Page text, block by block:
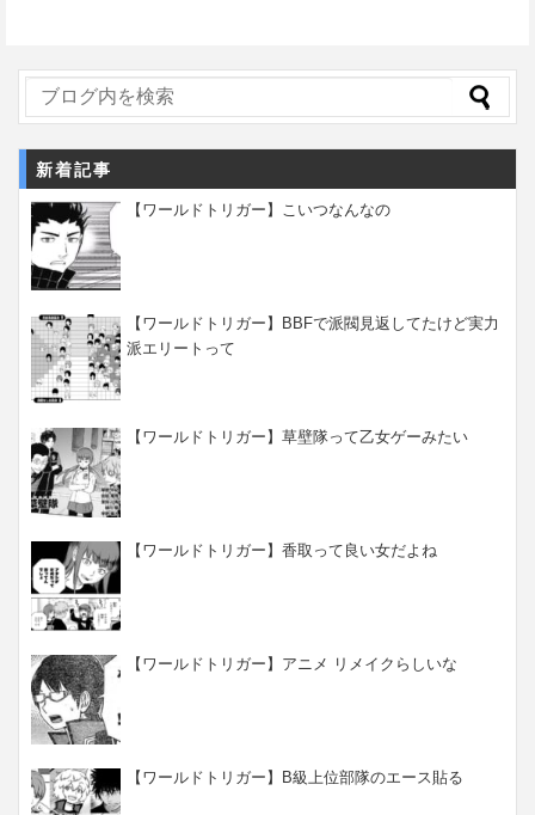
新着記事
【ワールドトリガー】こいつなんなの
【ワールドトリガー】BBFで派閥見返してたけど実力
派エリートって
【ワールドトリガー】草壁隊って乙女ゲーみたい
【ワールドトリガー】香取って良い女だよね
【ワールドトリガー】アニメ リメイクらしいな
【ワールドトリガー】B級上位部隊のエース貼る